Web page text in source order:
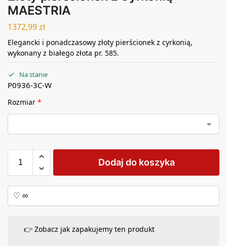
MAESTRIA
1372,99zł
Elegancki i ponadczasowy złoty pierścionek z cyrkonią,
wykonany z białego złota pr. 585.
Na stanie
P0936-3C-W
Rozmiar *
Dodaj do koszyka
👉 Zobacz jak zapakujemy ten produkt